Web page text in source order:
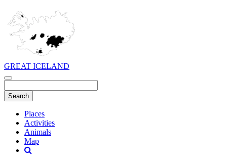
GREAT ICELAND
Places
Activities
Animals
Map